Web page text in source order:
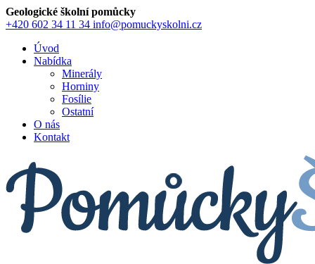
Geologické školní pomůcky
+420 602 34 11 34 info@pomuckyskolni.cz
Úvod
Nabídka
Minerály
Horniny
Fosílie
Ostatní
O nás
Kontakt